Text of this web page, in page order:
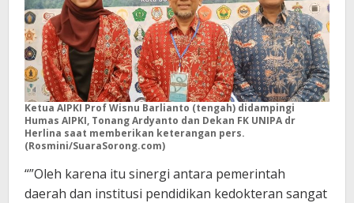
Ketua AIPKI Prof Wisnu Barlianto (tengah) didampingi
Humas AIPKI, TonangArdyanto dan Dekan FK UNIPA dr
Herlina saat memberikan keterangan pers.
(Rosmini/SuaraSorong.com)
“”Oleh karena itu sinergi antara pemerintah
daerah dan institusi pendidikan kedokteran sangat